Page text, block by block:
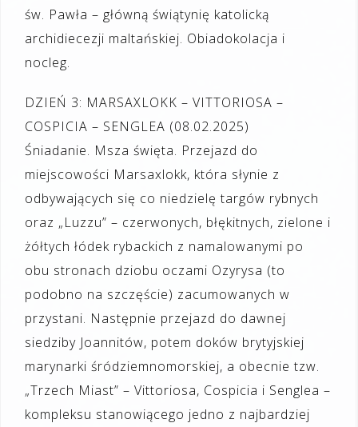
św. Pawła – główną świątynię katolicką
archidiecezji maltańskiej. Obiadokolacja i
nocleg.
DZIEŃ 3: MARSAXLOKK – VITTORIOSA –
COSPICIA – SENGLEA (08.02.2025)
Śniadanie. Msza święta. Przejazd do
miejscowości Marsaxlokk, która słynie z
odbywających się co niedzielę targów rybnych
oraz „Luzzu” – czerwonych, błękitnych, zielone i
żółtych łódek rybackich z namalowanymi po
obu stronach dziobu oczami Ozyrysa (to
podobno na szczęście) zacumowanych w
przystani. Następnie przejazd do dawnej
siedziby Joannitów, potem doków brytyjskiej
marynarki śródziemnomorskiej, a obecnie tzw.
„Trzech Miast” – Vittoriosa, Cospicia i Senglea –
kompleksu stanowiącego jedno z najbardziej